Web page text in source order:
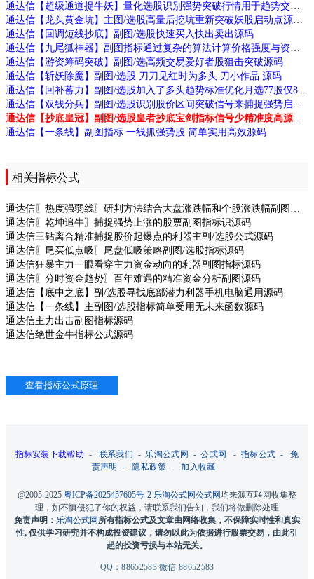
通达信【回调短线抄底】副图/选股快速买入快出卖出源码
通达信【游资筹码突破】副图/选高频交易爱好者股狙击突破源码
通达信【斩妖除魔】副图/选股 刀刀见红时为多头 刀小作品 源码
通达信【一条线】副图指标 一线抓强势股 简单实用高效源码
相关指标公式
通达信〖乾坤追牛〗捕捉强势上涨的股票副图指标识源码
通达信三钻离合精准捕捉股价起爆点的利器主副/选股公式源码
通达信〖尾买低点吸〗尾盘低吸策略副图/选股指标源码
通达信狂暴主力一眼看穿主力资金动向的利器副图指标源码
通达信〖分时资金趋势〗百年难遇的精准资金分析副图源码
通达信【底中之底】副/选股寻找底部潜力利器手机电脑通用源码
通达信【一条线】主副图/选股指标简单受用无未来函数源码
通达信主力出击副图指标源码
通达信绝世金牛指标公式源码
指标安装下载帮助 - 联系我们 - 乐淘公式网 -公式网 -指标公式 -免
责声明 -隐私政策 -加入收藏
@2005-2025 粤ICP备2025457605号-2 乐淘公式网公式网均来源互联网收集整
理，如不慎侵犯了你的权益，请联系我们告知，我们将做删除处理
免责声明： 乐淘公式网所有指标公式及文章由网络收集，不保障实时性和真实
性, 仅供学习研究并不构成投资建议，请勿以此为依据进行股票交易，由此引
起的投资亏损与本站无关。
QQ：88652583 微信 88652583